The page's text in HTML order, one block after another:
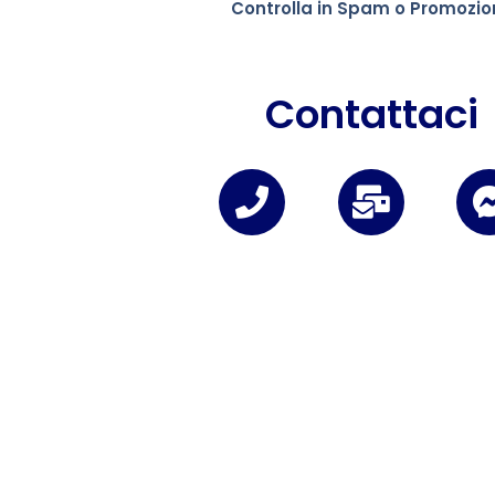
Controlla in Spam o
Contattaci